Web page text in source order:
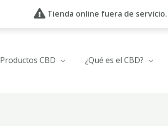
Tienda online fuera de
Productos CBD ¿Qué es el CBD?